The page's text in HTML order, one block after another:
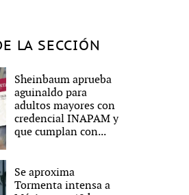
LA SECCIÓN
Sheinbaum aprueba
aguinaldo para
adultos mayores con
credencial INAPAM y
que cumplan con...
Se aproxima
Tormenta intensa a